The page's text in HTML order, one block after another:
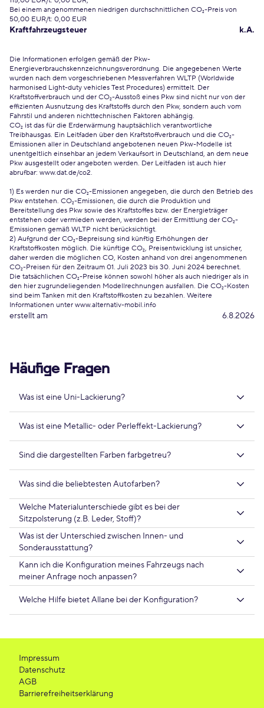
Bei einem angenommenen niedrigen durchschnittlichen CO₂-Preis von
50,00 EUR/t: 0,00 EUR
Kraftfahrzeugsteuer k.A.
Die Informationen erfolgen gemäß der Pkw-
Energieverbrauchskennzeichnungsverordnung. Die angegebenen Werte
wurden nach dem vorgeschriebenen Messverfahren WLTP (Worldwide
harmonised Light-duty vehicles Test Procedures) ermittelt. Der
Kraftstoffverbrauch und der CO₂-Ausstoß eines Pkw sind nicht nur von der
effizienten Ausnutzung des Kraftstoffs durch den Pkw, sondern auch vom
Fahrstil und anderen nichttechnischen Faktoren abhängig.
CO₂ ist das für die Erderwärmung hauptsächlich verantwortliche
Treibhausgas. Ein Leitfaden über den Kraftstoffverbrauch und die CO₂-
Emissionen aller in Deutschland angebotenen neuen Pkw-Modelle ist
unentgeltlich einsehbar an jedem Verkaufsort in Deutschland, an dem neue
Pkw ausgestellt oder angeboten werden. Der Leitfaden ist auch hier
abrufbar: www.dat.de/co2.
1) Es werden nur die CO₂-Emissionen angegeben, die durch den Betrieb des
Pkw entstehen. CO₂-Emissionen, die durch die Produktion und
Bereitstellung des Pkw sowie des Kraftstoffes bzw. der Energieträger
entstehen oder vermieden werden, werden bei der Ermittlung der CO₂-
Emissionen gemäß WLTP nicht berücksichtigt.
2) Aufgrund der CO₂-Bepreisung sind künftig Erhöhungen der
Kraftstoffkosten möglich. Die künftige CO₂, Preisentwicklung ist unsicher,
daher werden die möglichen CO, Kosten anhand von drei angenommenen
CO₂-Preisen für den Zeitraum 01. Juli 2023 bis 30. Juni 2024 berechnet.
Die tatsächlichen CO₂-Preise können sowohl höher als auch niedriger als in
den hier zugrundeliegenden Modellrechnungen ausfallen. Die CO₂-Kosten
sind beim Tanken mit den Kraftstoffkosten zu bezahlen. Weitere
Informationen unter www.alternativ-mobil.info
erstellt am 6.8.2026
Häufige Fragen
Was ist eine Uni-Lackierung?
Was ist eine Metallic- oder Perleffekt-Lackierung?
Sind die dargestellten Farben farbgetreu?
Was sind die beliebtesten Autofarben?
Welche Materialunterschiede gibt es bei der
Sitzpolsterung (z.B. Leder, Stoff)?
Was ist der Unterschied zwischen Innen- und
Sonderausstattung?
Kann ich die Konfiguration meines Fahrzeugs nach
meiner Anfrage noch anpassen?
Welche Hilfe bietet Allane bei der Konfiguration?
Impressum
Datenschutz
AGB
Barrierefreiheitserklärung